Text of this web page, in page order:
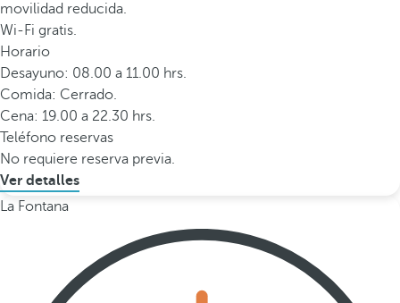
movilidad reducida.
Wi-Fi gratis.
Horario
Desayuno: 08.00 a 11.00 hrs.
Comida: Cerrado.
Cena: 19.00 a 22.30 hrs.
Teléfono reservas
No requiere reserva previa.
Ver detalles
La Fontana